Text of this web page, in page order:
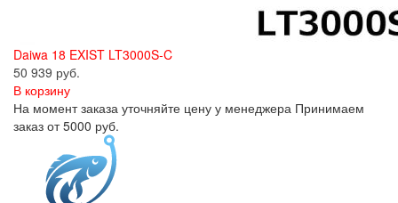
Daiwa 18 EXIST LT3000S-C
50 939 руб.
В корзину
На момент заказа уточняйте цену у менеджера Принимаем
заказ от 5000 руб.